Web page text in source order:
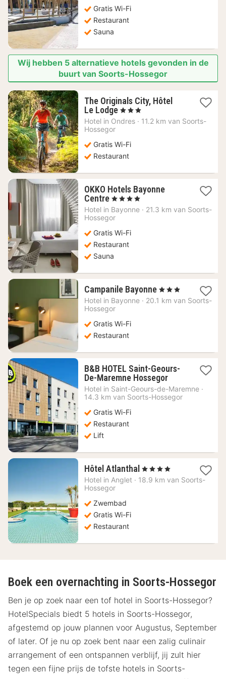
Gratis Wi-Fi
Restaurant
Sauna
Wij hebben 5 alternatieve hotels gevonden in de
buurt van Soorts-Hossegor
The Originals City, Hôtel
Le Lodge 1
nacht
€
, 3 Sterren
Hotel in Ondres · 11.2 km van Soorts-
Hossegor
Gratis Wi-Fi
Restaurant
OKKO Hotels Bayonne
Centre 1
nacht
vanaf
€
, 4 Sterren
Hotel in Bayonne · 21.3 km van Soorts-
Hossegor
Gratis Wi-Fi
Restaurant
Sauna
Campanile Bayonne 1
nacht
, 3 Sterren
Hotel in Bayonne · 20.1 km van Soorts-
Hossegor
Gratis Wi-Fi
Restaurant
B&B HOTEL Saint-Geours-
De-Maremne Hossegor1
nacht
vanaf
113,64
Hotel in Saint-Geours-de-Maremne ·
14.3 km van Soorts-Hossegor
Gratis Wi-Fi
Restaurant
Lift
Hôtel Atlanthal 1
nacht
, 4 Sterren
Hotel in Anglet · 18.9 km van Soorts-
Hossegor
Zwembad
Gratis Wi-Fi
Restaurant
Boek een overnachting in Soorts-Hossegor
Ben je op zoek naar een tof hotel in Soorts-Hossegor?
HotelSpecials biedt 5 hotels in Soorts-Hossegor,
afgestemd op jouw plannen voor Augustus, September
of later. Of je nu op zoek bent naar een zalig culinair
arrangement of een ontspannen verblijf, jij zult hier
tegen een fijne prijs de tofste hotels in Soorts-